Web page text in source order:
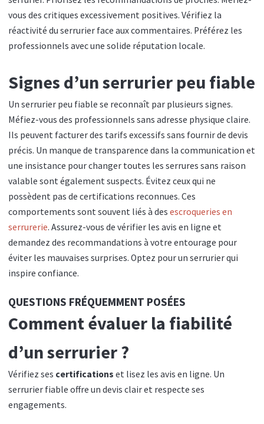
vous des critiques excessivement positives. Vérifiez la
réactivité du serrurier face aux commentaires. Préférez les
professionnels avec une solide réputation locale.
Signes d’un serrurier peu fiable
Un serrurier peu fiable se reconnaît par plusieurs signes.
Méfiez-vous des professionnels sans adresse physique claire.
Ils peuvent facturer des tarifs excessifs sans fournir de devis
précis. Un manque de transparence dans la communication et
une insistance pour changer toutes les serrures sans raison
valable sont également suspects. Évitez ceux qui ne
possèdent pas de certifications reconnues. Ces
comportements sont souvent liés à des escroqueries en
serrurerie. Assurez-vous de vérifier les avis en ligne et
demandez des recommandations à votre entourage pour
éviter les mauvaises surprises. Optez pour un serrurier qui
inspire confiance.
QUESTIONS FRÉQUEMMENT POSÉES
Comment évaluer la fiabilité
d’un serrurier ?
Vérifiez ses certifications et lisez les avis en ligne. Un
serrurier fiable offre un devis clair et respecte ses
engagements.